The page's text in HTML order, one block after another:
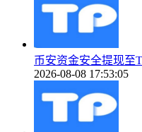
币安资金安全提现至
2026-08-08 17:53:05